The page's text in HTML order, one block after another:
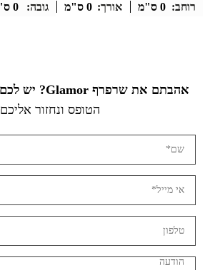
רוחב: 0 ס"מ אורך: 0 ס"מ גובה: 0 ס"מ
אהבתם את שרפרף Glamor? יש לכם שאלה?
הטופס ונחזור אליכם